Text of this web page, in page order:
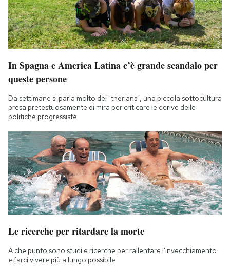
In Spagna e America Latina c’è grande scandalo per
queste persone
Da settimane si parla molto dei "therians", una piccola sottocultura
presa pretestuosamente di mira per criticare le derive delle
politiche progressiste
Le ricerche per ritardare la morte
A che punto sono studi e ricerche per rallentare l'invecchiamento
e farci vivere più a lungo possibile